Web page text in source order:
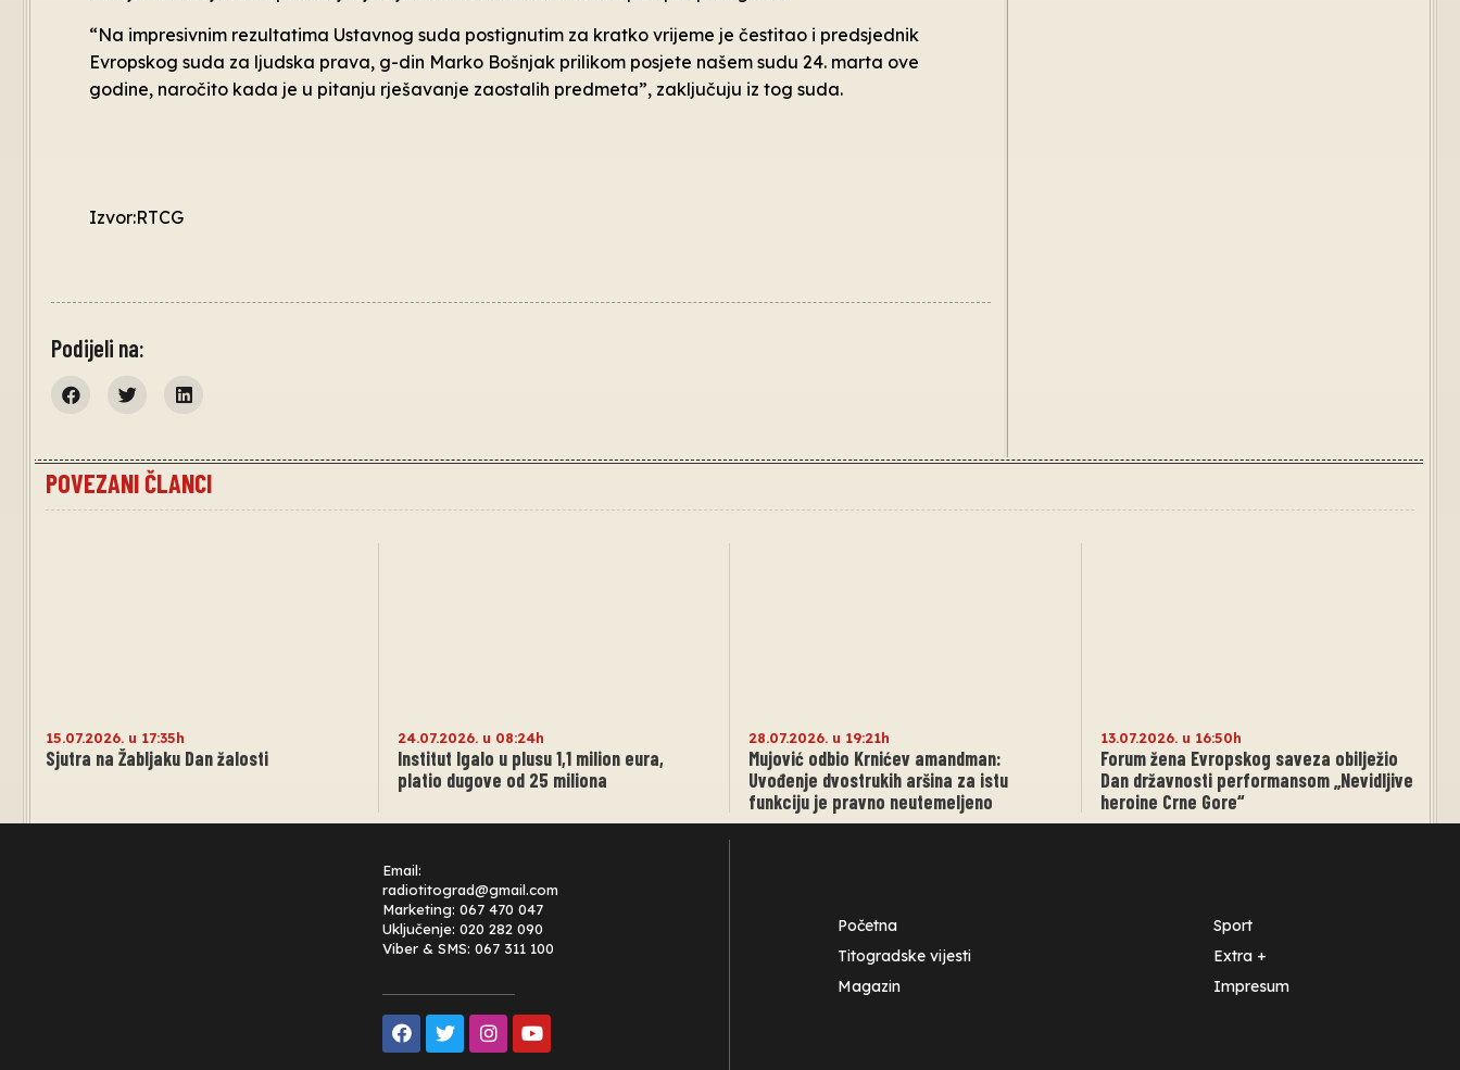
“Na impresivnim rezultatima Ustavnog suda postignutim za kratko vrijeme je čestitao i predsjednik
Evropskog suda za ljudska prava, g-din Marko Bošnjak prilikom posjete našem sudu 24. marta ove
godine, naročito kada je u pitanju rješavanje zaostalih predmeta”, zaključuju iz tog suda.
Izvor:RTCG
Podijeli na:
POVEZANI ČLANCI
15.07.2026. u 17:35h
Sjutra na Žabljaku Dan žalosti
24.07.2026. u 08:24h
Institut Igalo u plusu 1,1 milion eura,
platio dugove od 25 miliona
28.07.2026. u 19:21h
Mujović odbio Krnićev amandman:
Uvođenje dvostrukih aršina za istu
funkciju je pravno neutemeljeno
13.07.2026. u 16:50h
Forum žena Evropskog saveza obilježio
Dan državnosti performansom „Nevidljive
heroine Crne Gore“
Email:
radiotitograd@gmail.com
Marketing: 067 470 047
Uključenje: 020 282 090
Viber & SMS: 067 311 100
Početna
Titogradske vijesti
Magazin
Sport
Extra +
Impresum